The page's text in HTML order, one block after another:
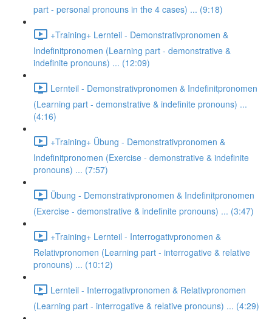
part - personal pronouns in the 4 cases) ... (9:18)
+Training+ Lernteil - Demonstrativpronomen &
Indefinitpronomen (Learning part - demonstrative &
indefinite pronouns) ... (12:09)
Lernteil - Demonstrativpronomen & Indefinitpronomen
(Learning part - demonstrative & indefinite pronouns) ...
(4:16)
+Training+ Übung - Demonstrativpronomen &
Indefinitpronomen (Exercise - demonstrative & indefinite
pronouns) ... (7:57)
Übung - Demonstrativpronomen & Indefinitpronomen
(Exercise - demonstrative & indefinite pronouns) ... (3:47)
+Training+ Lernteil - Interrogativpronomen &
Relativpronomen (Learning part - interrogative & relative
pronouns) ... (10:12)
Lernteil - Interrogativpronomen & Relativpronomen
(Learning part - interrogative & relative pronouns) ... (4:29)